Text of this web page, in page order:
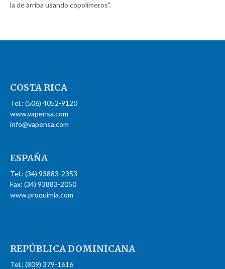
la de arriba usando copolímeros".
COSTA RICA
Tel.: (506) 4052-9120
www.vapensa.com
info@vapensa.com
ESPAÑA
Tel.: (34) 93883-2353
Fax: (34) 93883-2050
www.proquimia.com
REPÚBLICADOMINICANA
Tel.: (809) 379-1616